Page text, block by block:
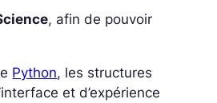
, afin de pouvoir
Python, les structures
et d’expérience